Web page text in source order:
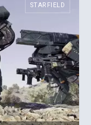
STARFIELD